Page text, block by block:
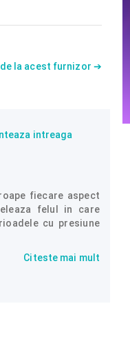
la acest furnizor ➔
intreaga
fiecare aspect
felul in care
cu presiune
Citeste mai mult